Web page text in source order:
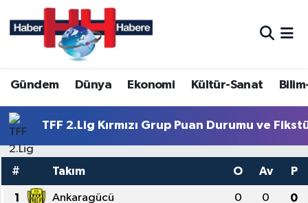
Gündem Dünya Ekonomi Kültür-Sanat
TFF 2.Lig Kırmızı Grup Puan Durumu ve
# Takım O Av P
1 Ankaragücü 0 0 0
Hava Durumu
Trafik Durumu
Süper Lig Puan Durumu ve Fikstür
Tüm Manşetler
Son Dakika Haberleri